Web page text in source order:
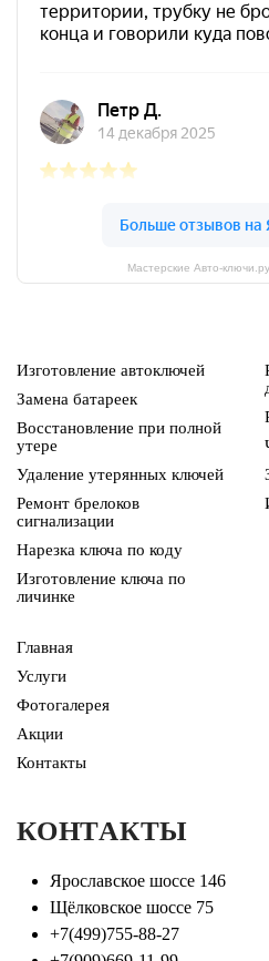
Мастерские Авто-
Изготовление автоключей
Замена батареек
Восстановление при полной
утере
Удаление утерянных ключей
Ремонт брелоков
сигнализации
Нарезка ключа по коду
Изготовление ключа по
личинке
Главная
Услуги
Фотогалерея
Акции
Контакты
КОНТАКТЫ
Ярославское шоссе 146
Щёлковское шоссе 75
+7(499)755-88-27